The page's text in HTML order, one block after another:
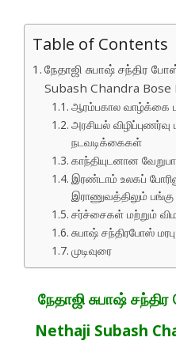
Table of Contents
நேதாஜி சுபாஷ் சந்திர
Subash Chandra Bose
ஆரம்பகால வாழ்க்கை
அரசியல்
நடவடிக்கைகள்
காந்தியுடனான
இரண்டாம் உலகப்
இராணுவத்திலும் பங்கு
சர்ச்சைகள் மற்றும்
சுபாஷ் சந்திரபோஸ்
முடிவுரை
நேதாஜி சுபாஷ்
Nethaji Subash